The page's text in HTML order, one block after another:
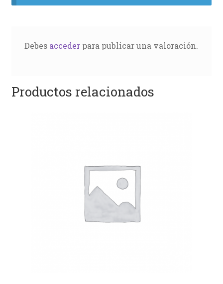
Debes accederpara publicar una valoración.
Productos relacionados